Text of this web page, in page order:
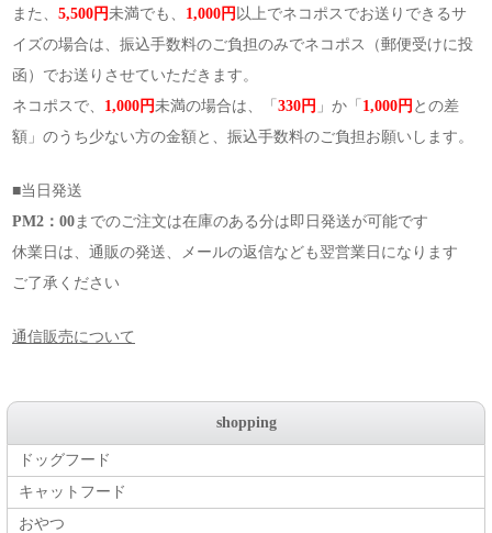
また、 5,500円未満でも、 1,000円 以上でネコポスでお送りできるサ
イズの場合は、振込手数料のご負担のみでネコポス（郵便受けに投
函）でお送りさせていただきます。
ネコポスで、 1,000円未満の場合は、「 330円 」か「 1,000円 との差
額」のうち少ない方の金額と、振込手数料のご負担お願いします。
■当日発送
PM2：00までのご注文は在庫のある分は即日発送が可能です
休業日は、通販の発送、メールの返信なども翌営業日になります
ご了承ください
通信販売について
shopping
ドッグフード
キャットフード
おやつ